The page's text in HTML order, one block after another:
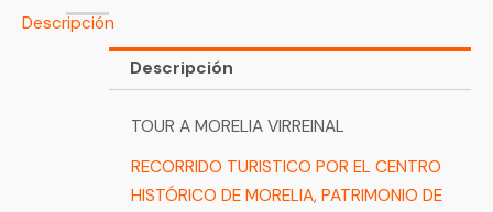
Descripción
Descripción
TOUR A MORELIA VIRREINAL
RECORRIDO TURISTICO POR EL CENTRO
HISTÓRICO DE MORELIA, PATRIMONIO DE